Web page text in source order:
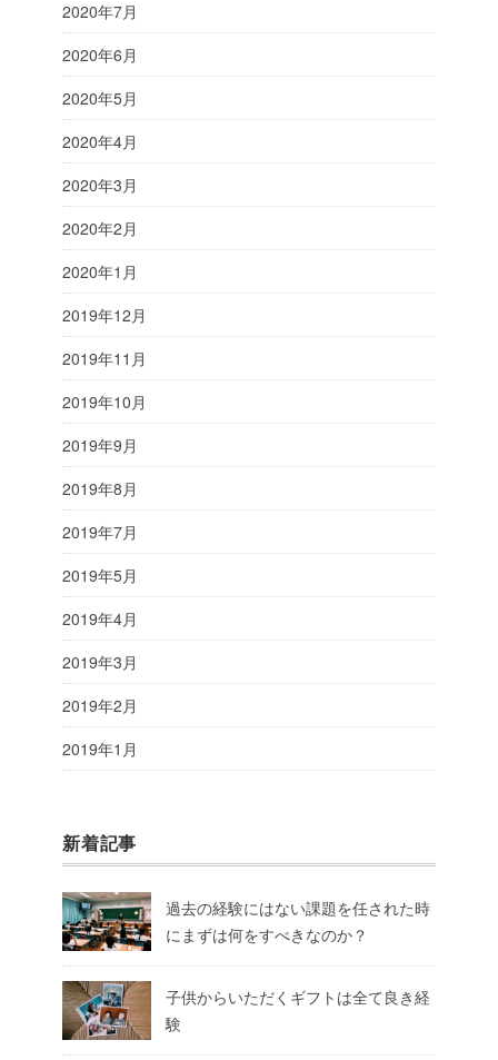
2020年7月
2020年6月
2020年5月
2020年4月
2020年3月
2020年2月
2020年1月
2019年12月
2019年11月
2019年10月
2019年9月
2019年8月
2019年7月
2019年5月
2019年4月
2019年3月
2019年2月
2019年1月
新着記事
過去の経験にはない課題を任された時
にまずは何をすべきなのか？
子供からいただくギフトは全て良き経
験